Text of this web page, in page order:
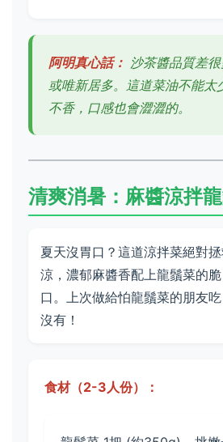
阿明真心話： 沙茶醬品質差
或唯新居多。這道菜油不能太
不香，口感也會澀澀的。
清爽消暑：麻醬涼拌
夏天沒胃口？這道涼拌菜絕對
涼，濃郁麻醬香配上龍鬚菜的
口。上次做給怕龍鬚菜的朋友
沒有！
食材（2-3人份）：